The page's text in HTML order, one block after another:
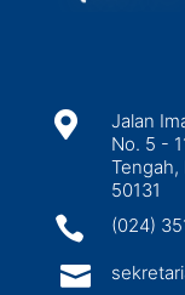

Jalan
No. 5 -
Tengah,
50131
 (024)
